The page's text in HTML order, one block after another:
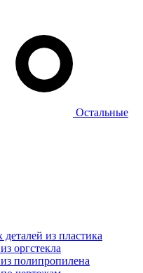
Остальные
из пластика
оргстекла
полипропилена